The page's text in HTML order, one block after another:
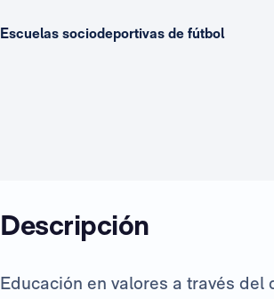
Escuelas sociodeportivas de fútbol
Descripción
Educación en valores a través